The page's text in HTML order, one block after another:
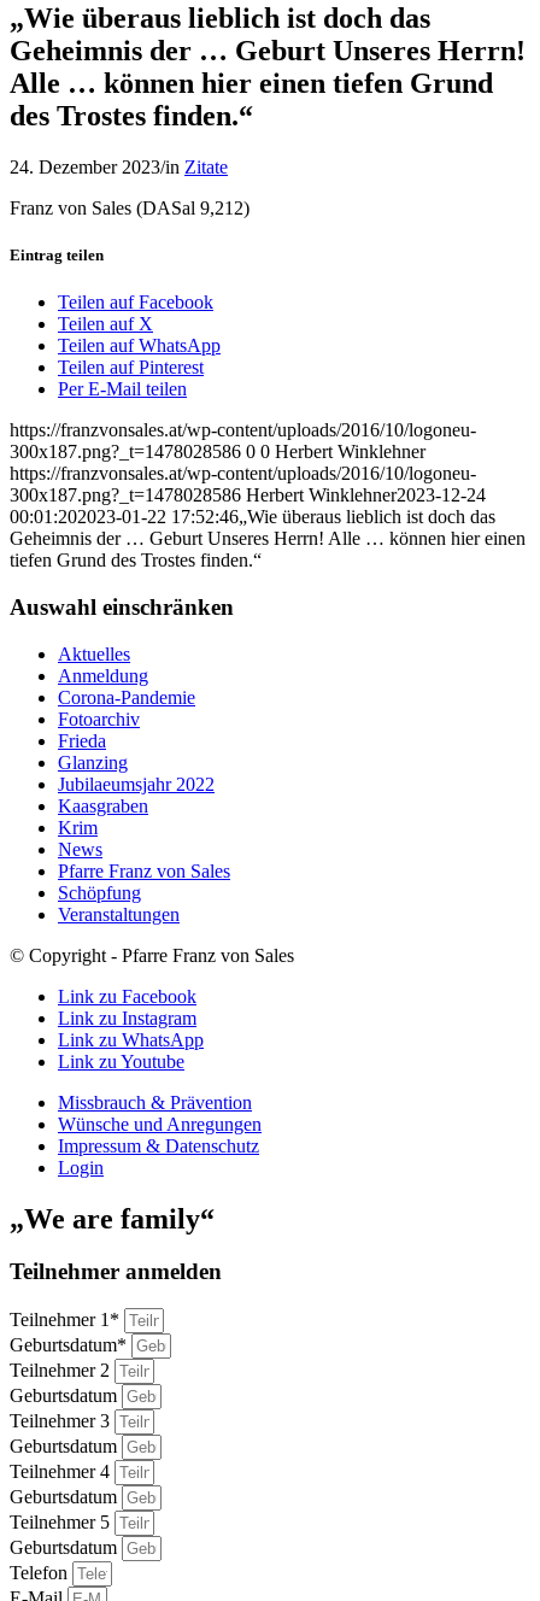
„Wie überaus lieblich ist doch das
Geheimnis der … Geburt Unseres Herrn!
Alle … können hier einen tiefen Grund
des Trostes finden.“
24. Dezember 2023/in Zitate
Franz von Sales (DASal 9,212)
Eintrag teilen
Teilen auf Facebook
Teilen auf X
Teilen auf WhatsApp
Teilen auf Pinterest
Per E-Mail teilen
https://franzvonsales.at/wp-content/uploads/2016/10/logoneu-
300x187.png?_t=1478028586 0 0 Herbert Winklehner
https://franzvonsales.at/wp-content/uploads/2016/10/logoneu-
300x187.png?_t=1478028586 Herbert Winklehner2023-12-24
00:01:202023-01-22 17:52:46„Wie überaus lieblich ist doch das
Geheimnis der … Geburt Unseres Herrn! Alle … können hier einen
tiefen Grund des Trostes finden.“
Auswahl einschränken
Aktuelles
Anmeldung
Corona-Pandemie
Fotoarchiv
Frieda
Glanzing
Jubilaeumsjahr 2022
Kaasgraben
Krim
News
Pfarre Franz von Sales
Schöpfung
Veranstaltungen
© Copyright - Pfarre Franz von Sales
Link zu Facebook
Link zu Instagram
Link zu WhatsApp
Link zu Youtube
Missbrauch & Prävention
Wünsche und Anregungen
Impressum & Datenschutz
Login
„We are family“
Teilnehmer anmelden
Teilnehmer 1*
Geburtsdatum*
Teilnehmer 2
Geburtsdatum
Teilnehmer 3
Geburtsdatum
Teilnehmer 4
Geburtsdatum
Teilnehmer 5
Geburtsdatum
Telefon